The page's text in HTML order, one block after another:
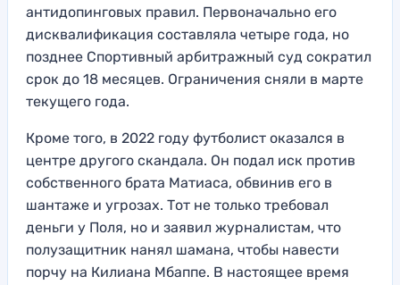
антидопинговых правил. Первоначально его
дисквалификация составляла четыре года, но
позднее Спортивный арбитражный суд сократил
срок до 18 месяцев. Ограничения сняли в марте
текущего года.
Кроме того, в 2022 году футболист оказался в
центре другого скандала. Он подал иск против
собственного брата Матиаса, обвинив его в
шантаже и угрозах. Тот не только требовал
деньги у Поля, но и заявил журналистам, что
полузащитник нанял шамана, чтобы навести
порчу на Килиана Мбаппе. В настоящее время